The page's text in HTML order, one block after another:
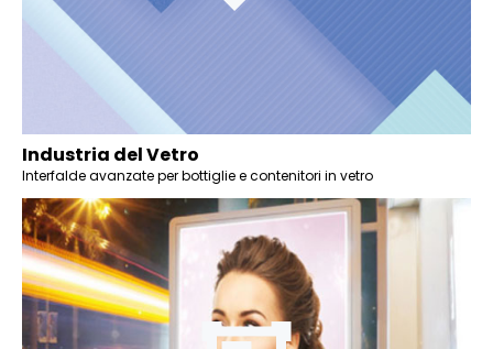
Industria del Vetro
Interfalde avanzate per bottiglie e contenitori in vetro